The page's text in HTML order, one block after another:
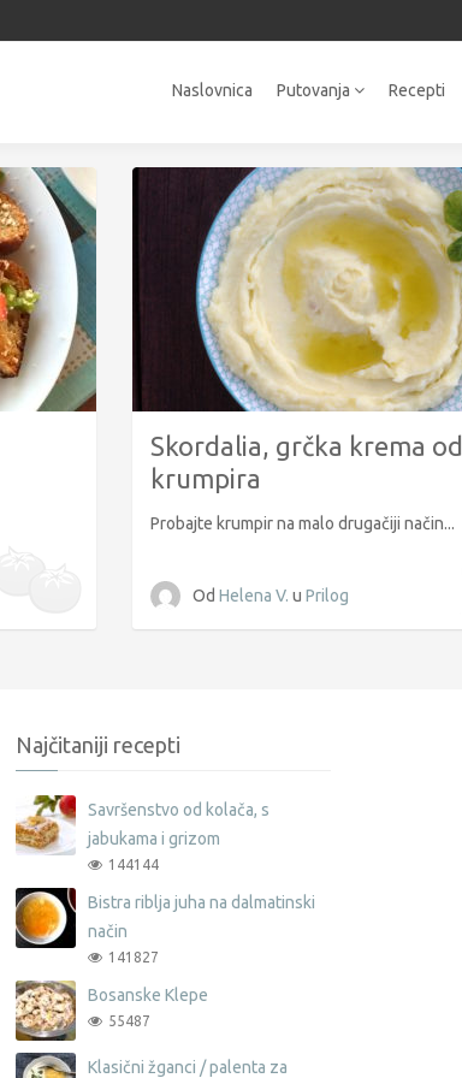
Naslovnica Putovanja Recepti
Skordalia, grčka krema od
krumpira
Probajte krumpir na malo drugačiji način...
Od Helena V. u Prilog
Najčitaniji recepti
Savršenstvo od kolača, s
jabukama i grizom
144144
Bistra riblja juha na dalmatinski
način
141827
Bosanske Klepe
55487
Klasični žganci / palenta za